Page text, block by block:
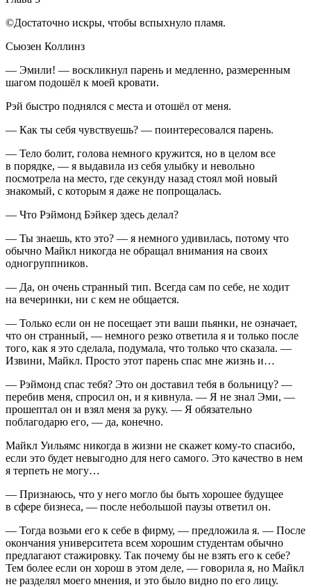
©Достаточно искры, чтобы вспыхнуло пламя.
Сьюзен Коллинз
— Эмили! — воскликнул парень и медленно, размеренным
шагом подошёл к моей кровати.
Рэй быстро поднялся с места и отошёл от меня.
— Как ты себя чувствуешь? — поинтересовался парень.
— Тело болит, голова немного кружится, но в целом все
в порядке, — я выдавила из себя улыбку и невольно
посмотрела на место, где секунду назад стоял мой новый
знакомый, с которым я даже не попрощалась.
— Что Рэймонд Бэйкер здесь делал?
— Ты знаешь, кто это? — я немного удивилась, потому что
обычно Майкл никогда не обращал внимания на своих
одногруппников.
— Да, он очень странный тип. Всегда сам по себе, не ходит
на вечеринки, ни с кем не общается.
— Только если он не посещает эти ваши пьянки, не означает,
что он странный, — немного резко ответила я и только после
того, как я это сделала, подумала, что только что сказала. —
Извини, Майкл. Просто этот парень спас мне жизнь и…
— Рэймонд спас тебя? Это он доставил тебя в больницу? —
перебив меня, спросил он, и я кивнула. — Я не знал Эми, —
прошептал он и взял меня за руку. — Я обязательно
поблагодарю его, — да, конечно.
Майкл Уильямс никогда в жизни не скажет кому-то спасибо,
если это будет невыгодно для него самого. Это качество в нем
я терпеть не могу…
— Признаюсь, что у него могло бы быть хорошее будущее
в сфере бизнеса, — после небольшой паузы ответил он.
— Тогда возьми его к себе в фирму, — предложила я. — После
окончания университета всем хорошим студентам обычно
предлагают стажировку. Так почему бы не взять его к себе?
Тем более если он хорош в этом деле, — говорила я, но Майкл
не разделял моего мнения, и это было видно по его лицу.